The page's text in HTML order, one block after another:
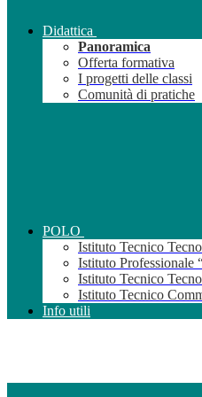
Didattica
Panoramica
Offerta formativa
I progetti delle classi
Comunità di pratiche
POLO
Istituto Tecnico
Istituto Professionale
Istituto Tecnico
Istituto Tecnico
Info utili